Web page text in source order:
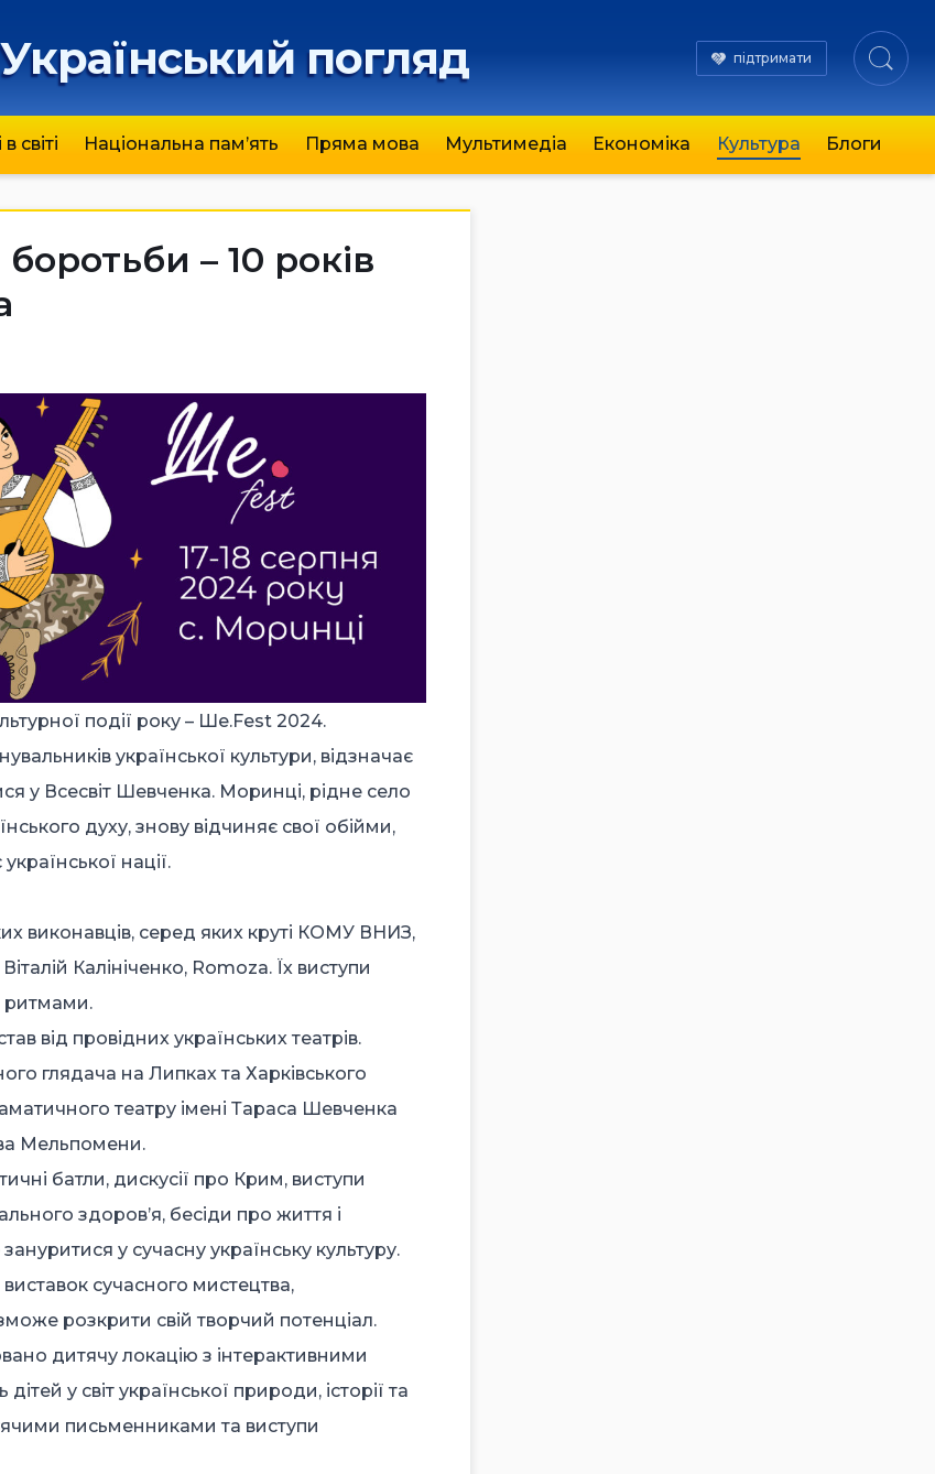
Український погляд підтримати
світі Національна пам’ять Пряма мова Мультимедіа Економіка Культура Блоги
– 10 років
події року – Ше.Fest 2024.
української культури, відзначає
у Всесвіт Шевченка. Моринці, рідне село
духу, знову відчиняє свої обійми,
нації.
виконавців, серед яких круті КОМУ ВНИЗ,
Калініченко, Romoza. Їх виступи
ритмами.
від провідних українських театрів.
глядача на Липках та Харківського
театру імені Тараса Шевченка
Мельпомени.
батли, дискусії про Крим, виступи
здоров’я, бесіди про життя і
у сучасну українську культуру.
сучасного мистецтва,
розкрити свій творчий потенціал.
дитячу локацію з інтерактивними
у світ української природи, історії та
письменниками та виступи